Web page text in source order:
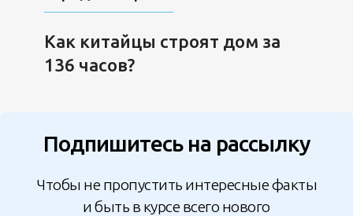
Как китайцы строят дом за
136 часов?
Подпишитесь на рассылку
Чтобы не пропустить интересные факты
и быть в курсе всего нового